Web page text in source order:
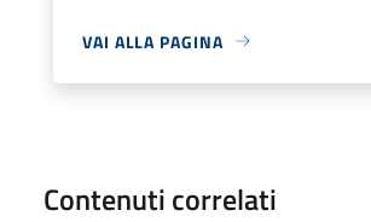
VAI ALLA PAGINA
Contenuti correlati